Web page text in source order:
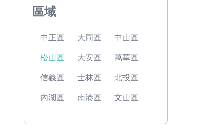
區域
中正區 大同區 中山區
松山區 大安區 萬華區
信義區 士林區 北投區
內湖區 南港區 文山區